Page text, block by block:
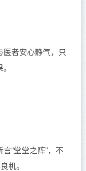
医者安心静气，只
“堂堂之阵”，不
机。